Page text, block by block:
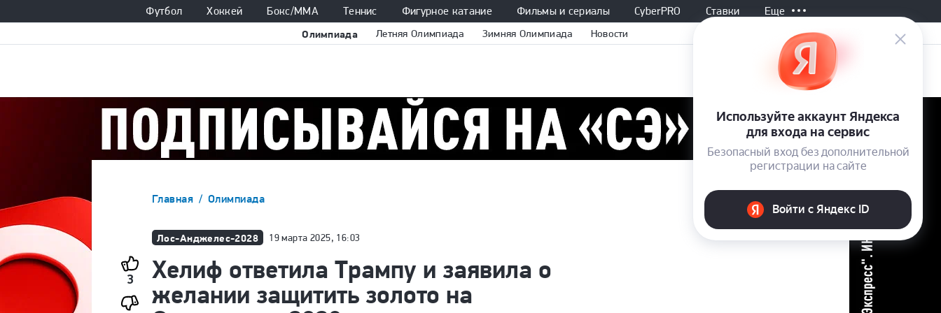
Футбол Хоккей Бокс/ММА Теннис Фигурное катание Фильмы и сериалы CyberPRO Ставки
Еще
Олимпиада
Летняя Олимпиада Зимняя Олимпиада Новости
Главная Олимпиада
3
Лос-Анджелес-2028 19 марта 2025, 16:03
Хелиф ответила Трампу и заявила о
желании защитить золото на